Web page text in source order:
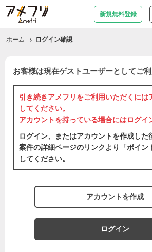
新規無料登録
ホーム ログイン確認
お客様は現在ゲストユーザーとしてご利
引き続きアメフリをご利用いただくには
してください。
アカウントを持っている場合にはログイ
ログイン、またはアカウントを作成した
案件の詳細ページのリンクより「ポイン
してください。
アカウントを作成
ログイン